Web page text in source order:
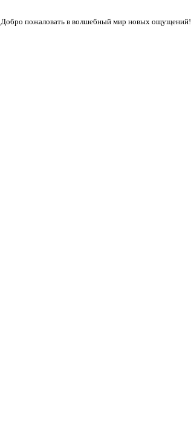
Добро пожаловать в волшебный мир новых ощущений!